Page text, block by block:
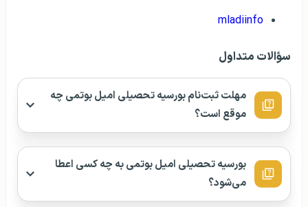
mladiinfo
سؤالات متداول
مهلت ثبت‌نام بورسیه تحصیلی امیل بوتمی چه
موقع است؟
بورسیه تحصیلی امیل بوتمی به چه کسی اعطا
می‌شود؟